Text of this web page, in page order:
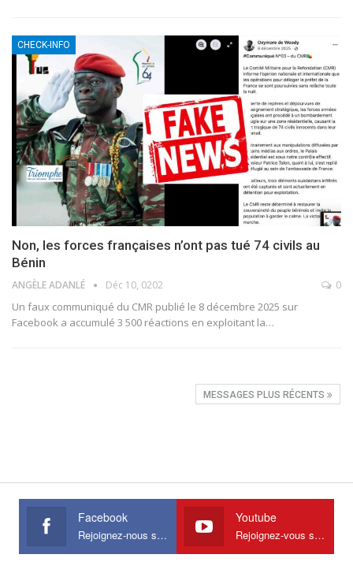
CHECK-INFO
Non, les forces françaises n’ont pas tué 74 civils au
Bénin
ANGÈLE ADANLÉ Déc 10, 0202 0
Un faux communiqué du CMR publié le 8 décembre 2025 sur
Facebook a accumulé 3 500 réactions en exploitant la…
MESSAGES PLUS RÉCENTS
Facebook
Rejoignez-nous sur Facebook
Youtube
Rejoignez-vous sur Youtube